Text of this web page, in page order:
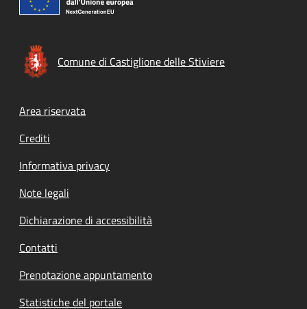
Comune di Castiglione delle Stiviere
Footer menu
Area riservata
Crediti
Informativa privacy
Note legali
Dichiarazione di accessibilità
Contatti
Prenotazione appuntamento
Statistiche del portale